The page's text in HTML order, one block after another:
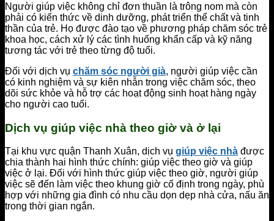
Người giúp việc không chỉ đơn thuần là trông nom mà còn
phải có kiến thức về dinh dưỡng, phát triển thể chất và tinh
thần của trẻ. Họ được đào tạo về phương pháp chăm sóc trẻ
khoa học, cách xử lý các tình huống khẩn cấp và kỹ năng
tương tác với trẻ theo từng độ tuổi.
Đối với dịch vụ chăm sóc người già, người giúp việc cần
có kinh nghiệm và sự kiên nhẫn trong việc chăm sóc, theo
dõi sức khỏe và hỗ trợ các hoạt động sinh hoạt hàng ngày
cho người cao tuổi.
Dịch vụ giúp việc nhà theo giờ và ở lại
Tại khu vực quận Thanh Xuân, dịch vụ giúp việc nhà được
chia thành hai hình thức chính: giúp việc theo giờ và giúp
việc ở lại. Đối với hình thức giúp việc theo giờ, người giúp
việc sẽ đến làm việc theo khung giờ cố định trong ngày, phù
hợp với những gia đình có nhu cầu dọn dẹp nhà cửa, nấu ăn
trong thời gian ngắn.